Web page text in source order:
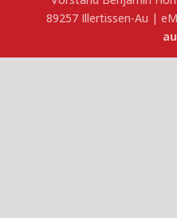
89257 Illertissen-Au |